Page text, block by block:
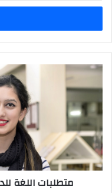
الإلكتروني
متطلبات
للدراسة
في
الجامعات
الألمانية
متطلبات اللغة